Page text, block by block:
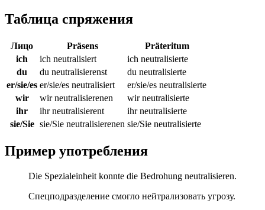
Таблица спряжения
Лицо Präsens
Präteritum
ich
ich neutralisiert
ich neutralisierte
du
du neutralisierenst
du neutralisierte
er/sie/es er/sie/es neutralisiert
er/sie/es neutralisierte
wir
wir neutralisierenen
wir neutralisierte
ihr
ihr neutralisierent
ihr neutralisierte
sie/Sie sie/Sie neutralisierenen sie/Sie neutralisierte
Пример употребления
Die Spezialeinheit konnte die Bedrohung neutralisieren.
Спецподразделение смогло нейтрализовать угрозу.